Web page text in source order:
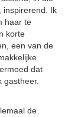
inspirerend. Ik
haar te
korte
een van de
dat
gastheer.
de